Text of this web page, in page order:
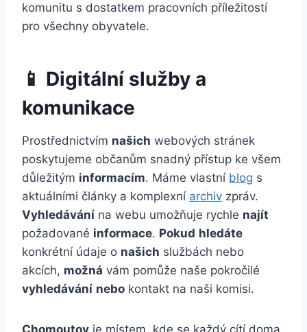
komunitu s dostatkem pracovních příležitostí
pro všechny obyvatele.
📱 Digitální služby a
komunikace
Prostřednictvím našich webových stránek
poskytujeme občanům snadný přístup ke všem
důležitým informacím. Máme vlastní blog s
aktuálními články a komplexní archiv zpráv.
Vyhledávání na webu umožňuje rychle najít
požadované informace. Pokud hledáte
konkrétní údaje o našich službách nebo
akcích, možná vám pomůže naše pokročilé
vyhledávání nebo kontakt na naši komisi.
Chomoutov je místem, kde se každý cítí doma.